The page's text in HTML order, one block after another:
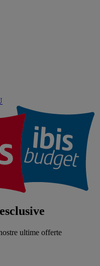
ultime offerte